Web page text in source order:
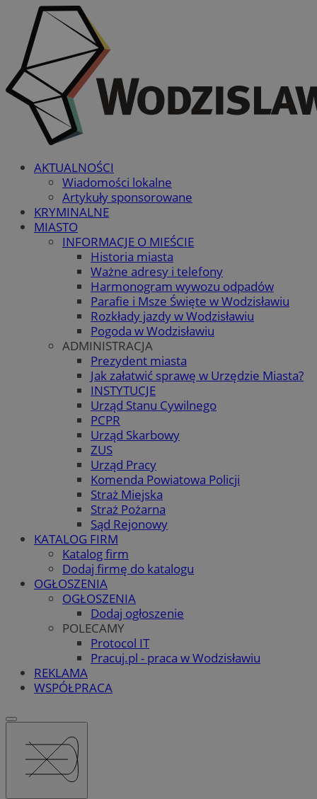
AKTUALNOŚCI
Wiadomości lokalne
Artykuły sponsorowane
KRYMINALNE
MIASTO
INFORMACJE O MIEŚCIE
Historia miasta
Ważne adresy i telefony
Harmonogram wywozu odpadów
Parafie i Msze Święte w Wodzisławiu
Rozkłady jazdy w Wodzisławiu
Pogoda w Wodzisławiu
ADMINISTRACJA
Prezydent miasta
Jak załatwić sprawę w Urzędzie Miasta?
INSTYTUCJE
Urząd Stanu Cywilnego
PCPR
Urząd Skarbowy
ZUS
Urząd Pracy
Komenda Powiatowa Policji
Straż Miejska
Straż Pożarna
Sąd Rejonowy
KATALOG FIRM
Katalog firm
Dodaj firmę do katalogu
OGŁOSZENIA
OGŁOSZENIA
Dodaj ogłoszenie
POLECAMY
Protocol IT
Pracuj.pl - praca w Wodzisławiu
REKLAMA
WSPÓŁPRACA